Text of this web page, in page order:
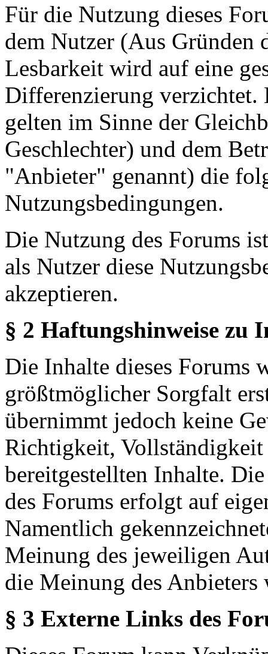
Für die Nutzung dieses
dem Nutzer (Aus Gründen
Lesbarkeit wird auf eine
Differenzierung verzichtet.
gelten im Sinne der
Geschlechter) und dem
"Anbieter" genannt) die
Nutzungsbedingungen.
Die Nutzung des Forums
als Nutzer diese
akzeptieren.
§ 2 Haftungshinweise zu
Die Inhalte dieses Forums
größtmöglicher Sorgfalt
übernimmt jedoch keine
Richtigkeit,
bereitgestellten Inhalte.
des Forums erfolgt auf
Namentlich
Meinung des jeweiligen
die Meinung des Anbieters
§ 3 Externe Links des